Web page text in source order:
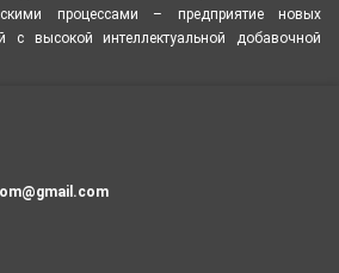
процессами – предприятие новых
с высокой интеллектуальной добавочной